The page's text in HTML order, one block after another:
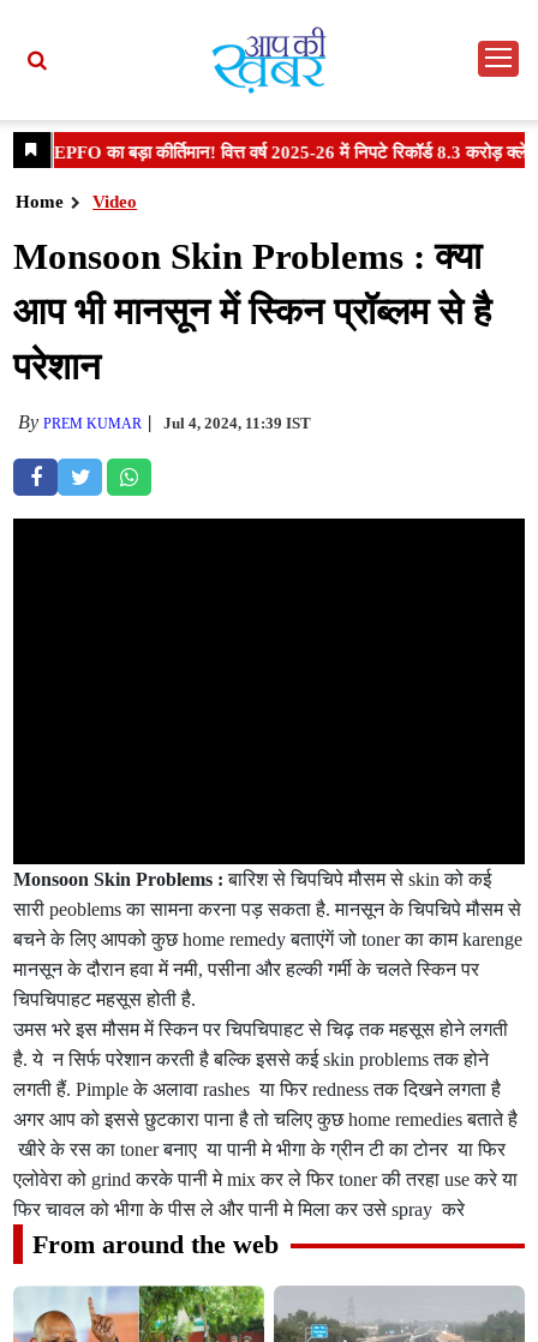
Home Video
Monsoon Skin Problems : क्या
आप भी मानसून में स्किन प्रॉब्लम से है
परेशान
ByPREM KUMAR Jul 4, 2024, 11:39 IST
Monsoon Skin Problems :बारिश से चिपचिपे मौसम से skin को कई
सारी peoblems का सामना करना पड़ सकता है. मानसून के चिपचिपे मौसम से
बचने के लिए आपको कुछ home remedy बताएंगें जो toner का काम karenge
मानसून के दौरान हवा में नमी, पसीना और हल्की गर्मी के चलते स्किन पर
चिपचिपाहट महसूस होती है.
उमस भरे इस मौसम में स्किन पर चिपचिपाहट से चिढ़ तक महसूस होने लगती
है. ये न सिर्फ परेशान करती है बल्कि इससे कई skin problems तक होने
लगती हैं. Pimple के अलावा rashes या फिर redness तक दिखने लगता है
अगर आप को इससे छुटकारा पाना है तो चलिए कुछ home remedies बताते है
खीरे के रस का toner बनाए या पानी मे भीगा के ग्रीन टी का टोनर या फिर
एलोवेरा को grind करके पानी मे mix कर ले फिर toner की तरहा use करे या
फिर चावल को भीगा के पीस ले और पानी मे मिला कर उसे spray करे
From around the web